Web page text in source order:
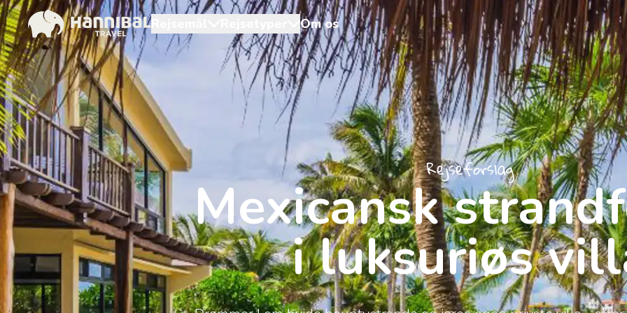
Om os
Rejseforslag
Mexicansk
i luksuriøs